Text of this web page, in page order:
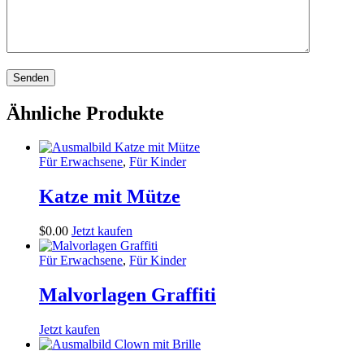
Ähnliche Produkte
Für Erwachsene, Für Kinder
Katze mit Mütze
$0.00 Jetzt kaufen
Für Erwachsene, Für Kinder
Malvorlagen Graffiti
Jetzt kaufen